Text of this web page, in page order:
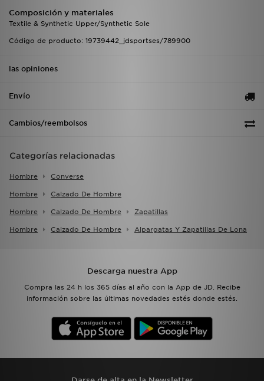
Composición y materiales
Textile & Synthetic Upper/Synthetic Sole
Código de producto: 19739442_jdsportses/789900
las opiniones
Envío
Cambios/reembolsos
Categorías relacionadas
Hombre Converse
Hombre Calzado De Hombre
Hombre Calzado De Hombre Zapatillas
Hombre Calzado De Hombre Alpargatas Y Zapatillas De Lona
Descarga nuestra App
Compra las 24 h los 365 días al año con la App de JD. Recibe
información sobre las últimas novedades estés donde estés.